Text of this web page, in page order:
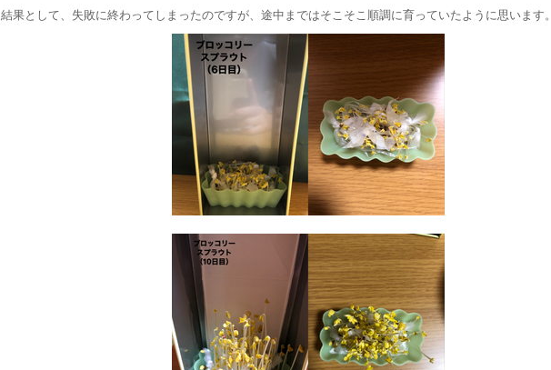
結果として、失敗に終わってしまったのですが、途中まではそこそこ順調に育っていたように思います。